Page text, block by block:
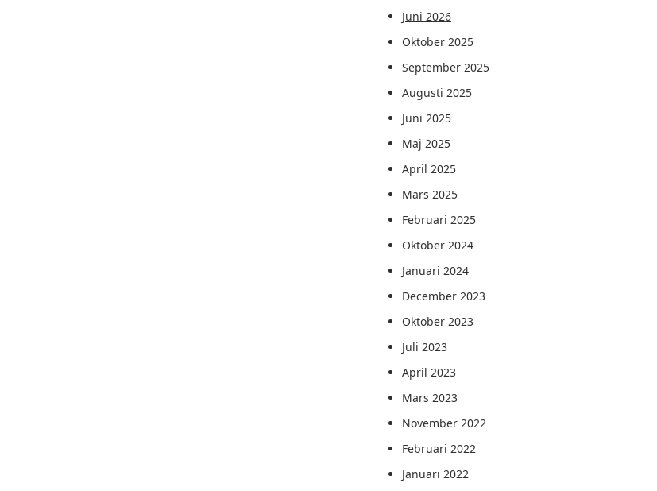
Juni 2026
Oktober 2025
September 2025
Augusti 2025
Juni 2025
Maj 2025
April 2025
Mars 2025
Februari 2025
Oktober 2024
Januari 2024
December 2023
Oktober 2023
Juli 2023
April 2023
Mars 2023
November 2022
Februari 2022
Januari 2022